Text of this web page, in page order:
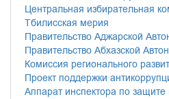
Центральная избирательная
Тбилисская мерия
Правительство Аджарской
Правительство Абхазской
Комиссия регионального
Проект поддержки
Аппарат инспектора по